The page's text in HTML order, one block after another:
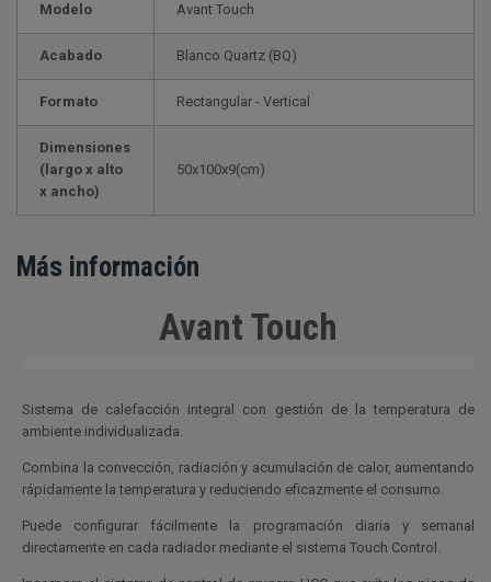
Modelo Avant Touch
Acabado Blanco Quartz (BQ)
Formato Rectangular - Vertical
Dimensiones
(largo x alto
x ancho)
50x100x9(cm)
Más información
Avant Touch
Sistema de calefacción integral con gestión de la temperatura de
ambiente individualizada.
Combina la convección, radiación y acumulación de calor, aumentando
rápidamente la temperatura y reduciendo eficazmente el consumo.
Puede configurar fácilmente la programación diaria y semanal
directamente en cada radiador mediante el sistema Touch Control.